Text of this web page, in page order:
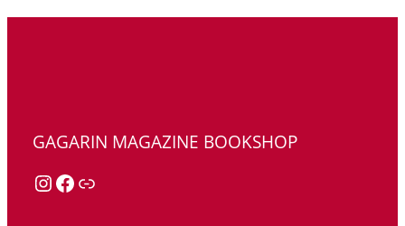
GAGARIN MAGAZINE BOOKSHOP
Instagram Facebook Link